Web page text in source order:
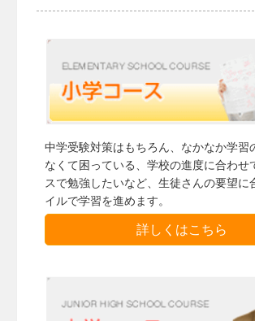
中学受験対策はもちろん、なかなか学習
なくて困っている、学校の進度に合わせ
スで勉強したいなど、生徒さんの要望に
イルで学習を進めます。
詳しくはこちら